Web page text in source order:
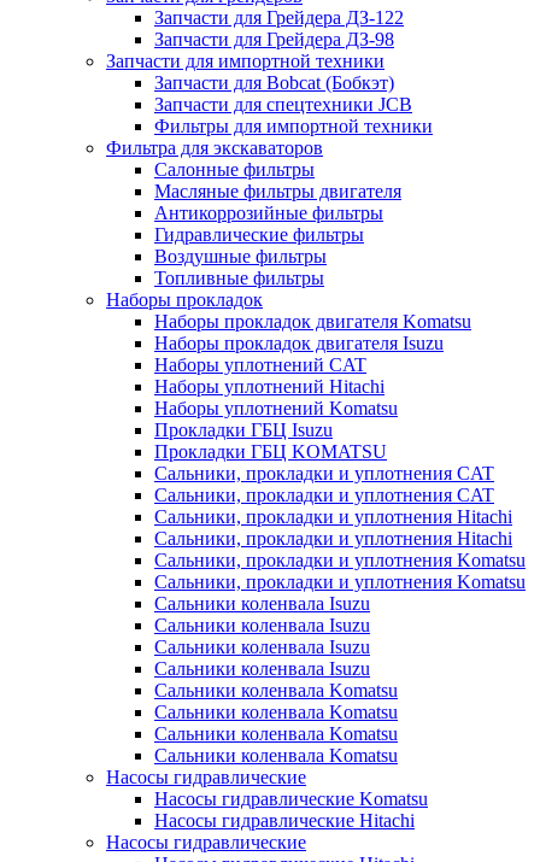
Запчасти для Грейдера ДЗ-122
Запчасти для Грейдера ДЗ-98
Запчасти для импортной техники
Запчасти для Bobcat (Бобкэт)
Запчасти для спецтехники JCB
Фильтры для импортной техники
Фильтра для экскаваторов
Салонные фильтры
Масляные фильтры двигателя
Антикоррозийные фильтры
Гидравлические фильтры
Воздушные фильтры
Топливные фильтры
Наборы прокладок
Наборы прокладок двигателя Komatsu
Наборы прокладок двигателя Isuzu
Наборы уплотнений CAT
Наборы уплотнений Hitachi
Наборы уплотнений Komatsu
Прокладки ГБЦ Isuzu
Прокладки ГБЦ KOMATSU
Сальники, прокладки и уплотнения CAT
Сальники, прокладки и уплотнения CAT
Сальники, прокладки и уплотнения Hitachi
Сальники, прокладки и уплотнения Hitachi
Сальники, прокладки и уплотнения Komatsu
Сальники, прокладки и уплотнения Komatsu
Сальники коленвала Isuzu
Сальники коленвала Isuzu
Сальники коленвала Isuzu
Сальники коленвала Isuzu
Сальники коленвала Komatsu
Сальники коленвала Komatsu
Сальники коленвала Komatsu
Сальники коленвала Komatsu
Насосы гидравлические
Насосы гидравлические Komatsu
Насосы гидравлические Hitachi
Насосы гидравлические